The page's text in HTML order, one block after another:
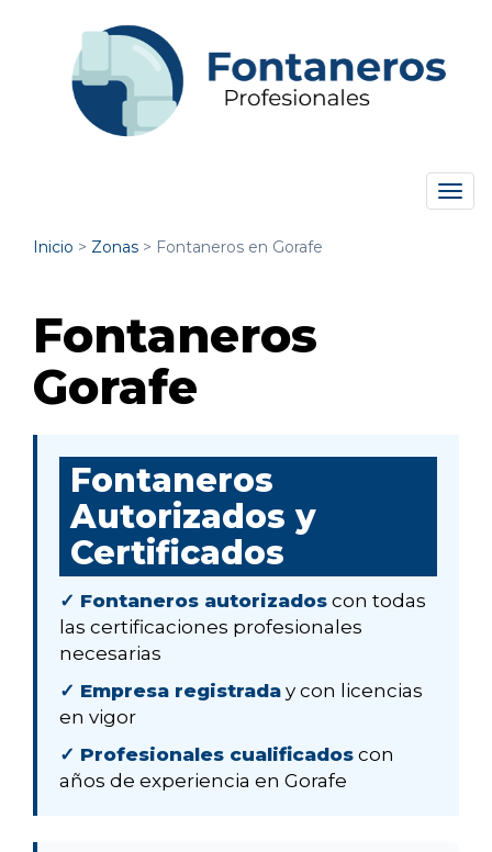
Inicio > Zonas > Fontaneros en Gorafe
Fontaneros
Gorafe
Fontaneros
Autorizados y
Certificados
✓ Fontaneros autorizados con todas
las certificaciones profesionales
necesarias
✓ Empresa registrada y con licencias
en vigor
✓ Profesionales cualificados con
años de experiencia en Gorafe